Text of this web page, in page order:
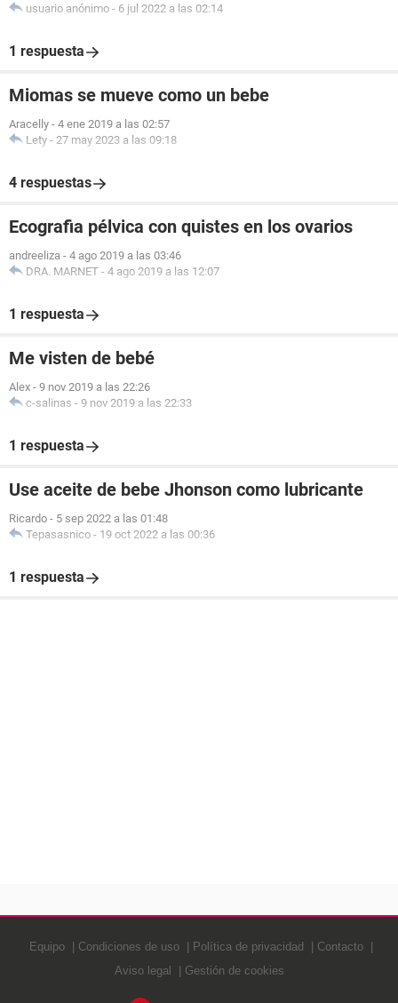
usuario anónimo - 6 jul 2022 a las 02:14
1 respuesta
Miomas se mueve como un bebe
Aracelly - 4 ene 2019 a las 02:57
Lety - 27 may 2023 a las 09:18
4 respuestas
Ecografia pélvica con quistes en los ovarios
andreeliza - 4 ago 2019 a las 03:46
DRA. MARNET - 4 ago 2019 a las 12:07
1 respuesta
Me visten de bebé
Alex - 9 nov 2019 a las 22:26
c-salinas - 9 nov 2019 a las 22:33
1 respuesta
Use aceite de bebe Jhonson como lubricante
Ricardo - 5 sep 2022 a las 01:48
Tepasasnico - 19 oct 2022 a las 00:36
1 respuesta
Equipo Condiciones de uso Política de privacidad
Contacto
Aviso legal
Gestión de cookies